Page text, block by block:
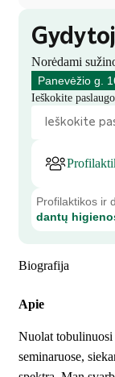
Norėdami
Panevėžio g.
Ieškokite
Profilaktikos ir
dantų
Biografija
Apie
Nuolat tobulinuosi
seminaruose,